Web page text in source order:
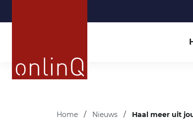
Home / Nieuws /
Haal meer uit